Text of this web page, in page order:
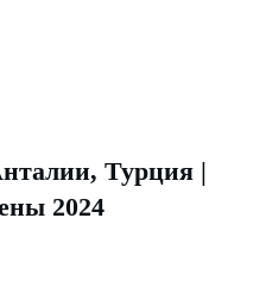
Турция |
2024